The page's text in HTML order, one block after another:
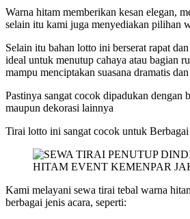
Warna hitam memberikan kesan elegan,
selain itu kami juga menyediakan pilihan
Selain itu bahan lotto ini berserat rapat
ideal untuk menutup cahaya atau bagian
mampu menciptakan suasana dramatis
Pastinya sangat cocok dipadukan dengan
maupun dekorasi lainnya
Tirai lotto ini sangat cocok untuk Berbagai
Kami melayani sewa tirai tebal warna
berbagai jenis acara, seperti: